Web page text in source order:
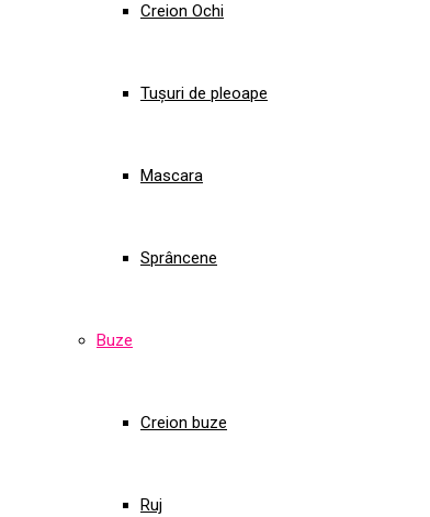
Creion Ochi
Tușuri de pleoape
Mascara
Sprâncene
Buze
Creion buze
Ruj